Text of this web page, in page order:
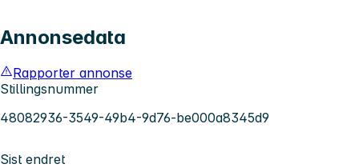
Annonsedata
Rapporter annonse
Stillingsnummer
48082936-3549-49b4-9d76-be000a8345d9
Sist endret